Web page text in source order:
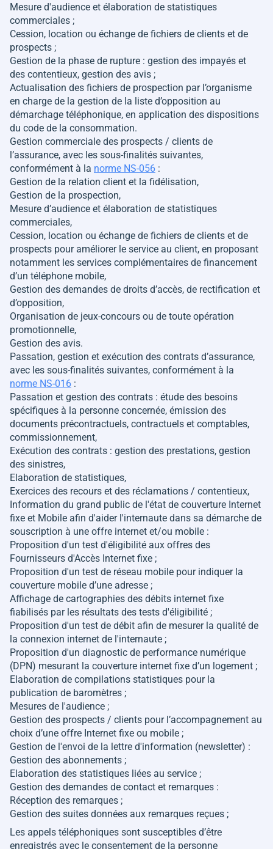
Mesure d'audience et élaboration de statistiques
commerciales ;
Cession, location ou échange de fichiers de clients et de
prospects ;
Gestion de la phase de rupture : gestion des impayés et
des contentieux, gestion des avis ;
Actualisation des fichiers de prospection par l’organisme
en charge de la gestion de la liste d’opposition au
démarchage téléphonique, en application des dispositions
du code de la consommation.
Gestion commerciale des prospects / clients de
l’assurance, avec les sous-finalités suivantes,
conformément à la norme NS-056 :
Gestion de la relation client et la fidélisation,
Gestion de la prospection,
Mesure d’audience et élaboration de statistiques
commerciales,
Cession, location ou échange de fichiers de clients et de
prospects pour améliorer le service au client, en proposant
notamment les services complémentaires de financement
d’un téléphone mobile,
Gestion des demandes de droits d’accès, de rectification et
d’opposition,
Organisation de jeux-concours ou de toute opération
promotionnelle,
Gestion des avis.
Passation, gestion et exécution des contrats d’assurance,
avec les sous-finalités suivantes, conformément à la
norme NS-016 :
Passation et gestion des contrats : étude des besoins
spécifiques à la personne concernée, émission des
documents précontractuels, contractuels et comptables,
commissionnement,
Exécution des contrats : gestion des prestations, gestion
des sinistres,
Elaboration de statistiques,
Exercices des recours et des réclamations / contentieux,
Information du grand public de l'état de couverture Internet
fixe et Mobile afin d'aider l'internaute dans sa démarche de
souscription à une offre internet et/ou mobile :
Proposition d'un test d'éligibilité aux offres des
Fournisseurs d'Accès Internet fixe ;
Proposition d'un test de réseau mobile pour indiquer la
couverture mobile d’une adresse ;
Affichage de cartographies des débits internet fixe
fiabilisés par les résultats des tests d'éligibilité ;
Proposition d'un test de débit afin de mesurer la qualité de
la connexion internet de l'internaute ;
Proposition d'un diagnostic de performance numérique
(DPN) mesurant la couverture internet fixe d’un logement ;
Elaboration de compilations statistiques pour la
publication de baromètres ;
Mesures de l'audience ;
Gestion des prospects / clients pour l’accompagnement au
choix d’une offre Internet fixe ou mobile ;
Gestion de l'envoi de la lettre d'information (newsletter) :
Gestion des abonnements ;
Elaboration des statistiques liées au service ;
Gestion des demandes de contact et remarques :
Réception des remarques ;
Gestion des suites données aux remarques reçues ;
Les appels téléphoniques sont susceptibles d’être
enregistrés avec le consentement de la personne